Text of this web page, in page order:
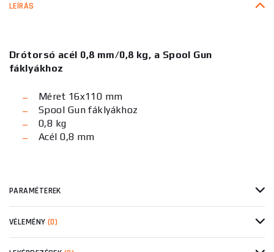
LEÍRÁS
Drótorsó acél 0,8 mm/0,8 kg, a Spool Gun
fáklyákhoz
Méret 16x110 mm
Spool Gun fáklyákhoz
0,8 kg
Acél 0,8 mm
PARAMÉTEREK
VÉLEMÉNY (0)